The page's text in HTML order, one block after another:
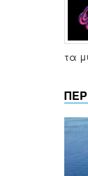
τα